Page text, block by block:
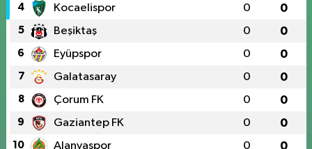
4 Kocaelispor 0 0
5 Beşiktaş 0 0
6 Eyüpspor 0 0
7 Galatasaray 0 0
8 Çorum FK 0 0
9 Gaziantep FK 0 0
10 Alanyaspor 0 0